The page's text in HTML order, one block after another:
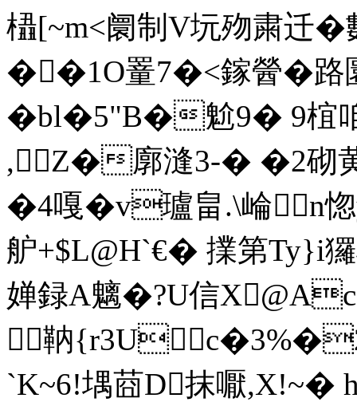
橻[~m<阛制V坃 歾粛
��1O罿7�<鎵醟�路圜
�bl�5"B�魀9� 9椬咱
,Z�廓漨3-� �2砌
�4嘎�v瓐畠.\崘
舮+$L@Hˋ€� 擈第Ty}i
婵録A魑�?U信
靹
`K~6!堣莔D抹嚈,X!~�